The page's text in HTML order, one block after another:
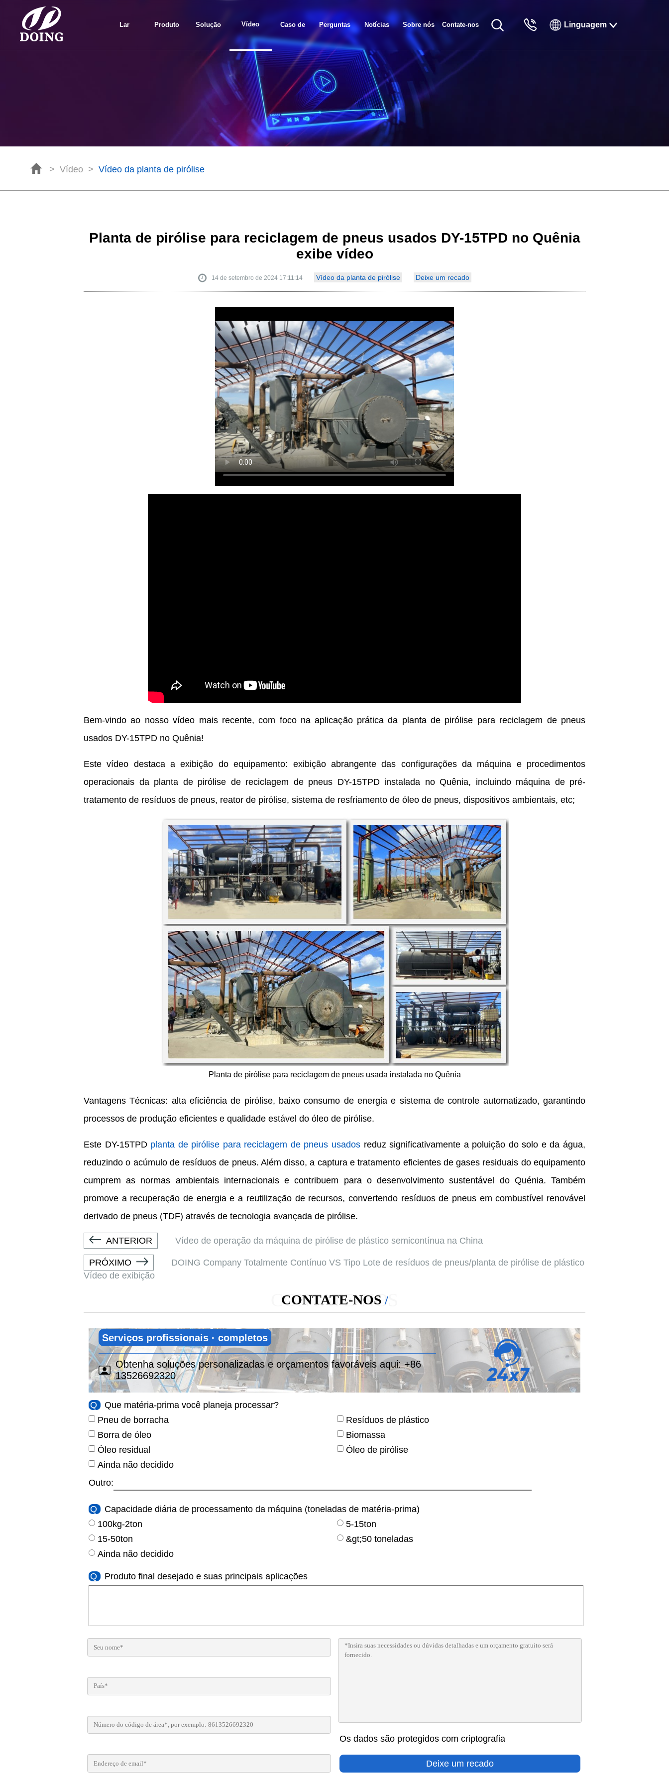
Lar Produto Solução Vídeo Caso de
projeto
Perguntas
frequentes
Notícias Sobre nós Contate-nos Linguagem
Indonesia
> Vídeo > Vídeo da planta de pirólise
Planta de pirólise para reciclagem de pneus usados ​​DY-15TPD no Quênia
exibe vídeo
14 de setembro de 2024 17:11:14 Vídeo da planta de pirólise Deixe um recado
Bem-vindo ao nosso vídeo mais recente, com foco na aplicação prática da planta de pirólise para reciclagem de pneus
usados ​​DY-15TPD no Quênia!
Este vídeo destaca a exibição do equipamento: exibição abrangente das configurações da máquina e procedimentos
operacionais da planta de pirólise de reciclagem de pneus DY-15TPD instalada no Quênia, incluindo máquina de pré-
tratamento de resíduos de pneus, reator de pirólise, sistema de resfriamento de óleo de pneus, dispositivos ambientais, etc;
Planta de pirólise para reciclagem de pneus usada instalada no Quênia
Vantagens Técnicas: alta eficiência de pirólise, baixo consumo de energia e sistema de controle automatizado, garantindo
processos de produção eficientes e qualidade estável do óleo de pirólise.
Este DY-15TPD planta de pirólise para reciclagem de pneus usados reduz significativamente a poluição do solo e da água,
reduzindo o acúmulo de resíduos de pneus. Além disso, a captura e tratamento eficientes de gases residuais do equipamento
cumprem as normas ambientais internacionais e contribuem para o desenvolvimento sustentável do Quénia. Também
promove a recuperação de energia e a reutilização de recursos, convertendo resíduos de pneus em combustível renovável
derivado de pneus (TDF) através de tecnologia avançada de pirólise.
ANTERIOR Vídeo de operação da máquina de pirólise de plástico semicontínua na China
PRÓXIMO
DOING Company Totalmente Contínuo VS Tipo Lote de resíduos de pneus/planta de pirólise de plástico
Vídeo de exibição
CONTATE-NOS
CONTATE-NOS
Serviços profissionais · completos
Obtenha soluções personalizadas e orçamentos favoráveis ​​aqui:+86
13526692320
Q
Que matéria-prima você planeja processar?
Pneu de borracha
Resíduos de plástico
Borra de óleo
Biomassa
Óleo residual
Óleo de pirólise
Ainda não decidido
Outro:
Q
Capacidade diária de processamento da máquina (toneladas de matéria-prima)
100kg-2ton
5-15ton
15-50ton
&gt;50 toneladas
Ainda não decidido
Q Produto final desejado e suas principais aplicações
Os dados são protegidos com criptografia
Deixe um recado